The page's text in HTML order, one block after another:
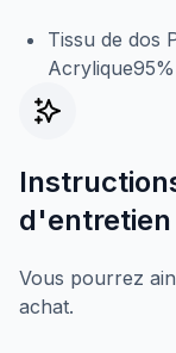
Tissu de dos
d'entretien
Vous pourrez
achat.